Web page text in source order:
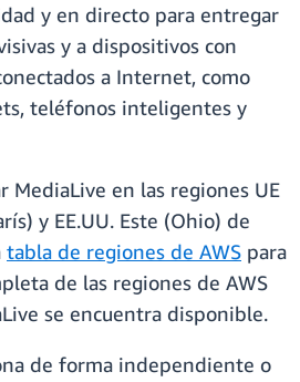
y en directo para entregar
y a dispositivos con
a Internet, como
teléfonos inteligentes y
MediaLive en las regiones UE
y EE.UU. Este (Ohio) de
tabla de regiones de AWS para
de las regiones de AWS
se encuentra disponible.
de forma independiente o